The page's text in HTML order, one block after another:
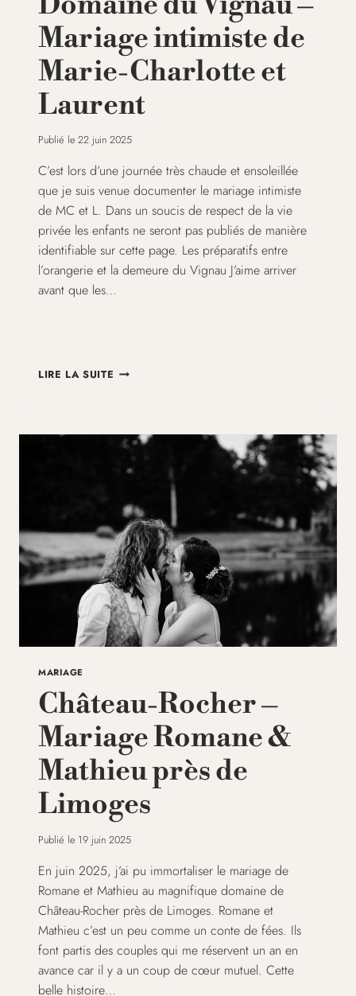
Mariage intimiste de
Marie-Charlotte et
Laurent
Publié le 22 juin 2025
C’est lors d’une journée très chaude et ensoleillée
que je suis venue documenter le mariage intimiste
de MC et L. Dans un soucis de respect de la vie
privée les enfants ne seront pas publiés de manière
identifiable sur cette page. Les préparatifs entre
l’orangerie et la demeure du Vignau J’aime arriver
avant que les…
LIRE LA SUITE DOMAINE
MARIAGE
INTIMISTE
DE
CHARLOTTE
ET
LAURENT
MARIAGE
Château-Rocher –
Mariage Romane &
Mathieu près de
Limoges
Publié le 19 juin 2025
En juin 2025, j’ai pu immortaliser le mariage de
Romane et Mathieu au magnifique domaine de
Château-Rocher près de Limoges. Romane et
Mathieu c’est un peu comme un conte de fées. Ils
font partis des couples qui me réservent un an en
avance car il y a un coup de cœur mutuel. Cette
belle histoire…